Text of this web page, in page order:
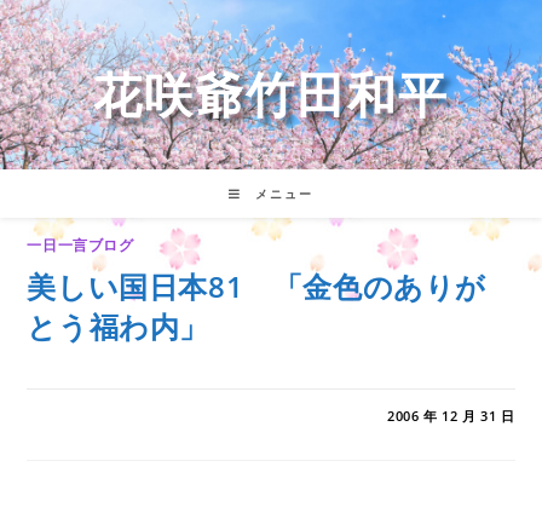
コ
ン
テ
ン
ツ
へ
ス
花咲爺竹田和平
メニュー
一日一言ブログ
美しい国日本81 「金色のありが
とう福わ内」
2006 年 12 月 31 日